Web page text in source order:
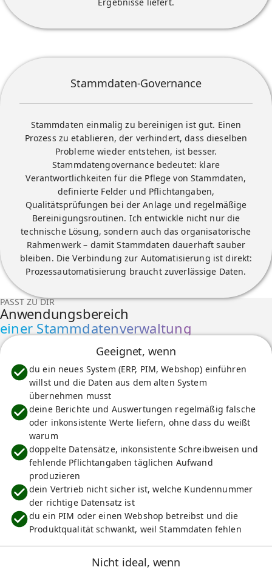
Stammdaten-Governance
Stammdaten einmalig zu bereinigen ist gut. Einen
Prozess zu etablieren, der verhindert, dass dieselben
Probleme wieder entstehen, ist besser.
Stammdatengovernance bedeutet: klare
Verantwortlichkeiten für die Pflege von Stammdaten,
definierte Felder und Pflichtangaben,
Qualitätsprüfungen bei der Anlage und regelmäßige
Bereinigungsroutinen. Ich entwickle nicht nur die
technische Lösung, sondern auch das organisatorische
Rahmenwerk – damit Stammdaten dauerhaft sauber
bleiben. Die Verbindung zur Automatisierung ist direkt:
Prozessautomatisierung braucht zuverlässige Daten.
PASST ZU DIR
Anwendungsbereich
einer Stammdatenverwaltung
Geeignet, wenn
du ein neues System (ERP, PIM, Webshop) einführen
willst und die Daten aus dem alten System
übernehmen musst
deine Berichte und Auswertungen regelmäßig falsche
oder inkonsistente Werte liefern, ohne dass du weißt
warum
doppelte Datensätze, inkonsistente Schreibweisen und
fehlende Pflichtangaben täglichen Aufwand
produzieren
dein Vertrieb nicht sicher ist, welche Kundennummer
der richtige Datensatz ist
du ein PIM oder einen Webshop betreibst und die
Produktqualität schwankt, weil Stammdaten fehlen
Nicht ideal, wenn